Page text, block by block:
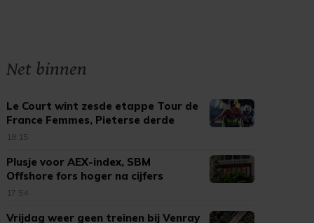
Net binnen
Le Court wint zesde etappe Tour de
France Femmes, Pieterse derde
18:15
Plusje voor AEX-index, SBM
Offshore fors hoger na cijfers
17:54
Vrijdag weer geen treinen bij Venray